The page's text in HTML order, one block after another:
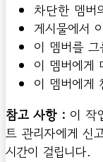
차단한 멤버
게시물에서
이 멤버를
이 멤버에게
이 멤버에게
참고 사항 : 이 작
트 관리자에게 신
시간이 걸립니다.